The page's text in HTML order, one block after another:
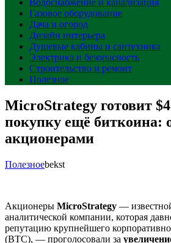
Водоснабжение и канализация
Газовое оборудование
Дача и огород
Дизайн интерьера
Душевые кабины и сантехника
Электрика и безопасность
Строительство и ремонт
Полезное
MicroStrategy готовит
покупку ещё биткоина:
акционерами
Полезноеbekst
Акционеры MicroStrategy —
аналитической компании, которая
репутацию крупнейшего
(BTC), — проголосовали за